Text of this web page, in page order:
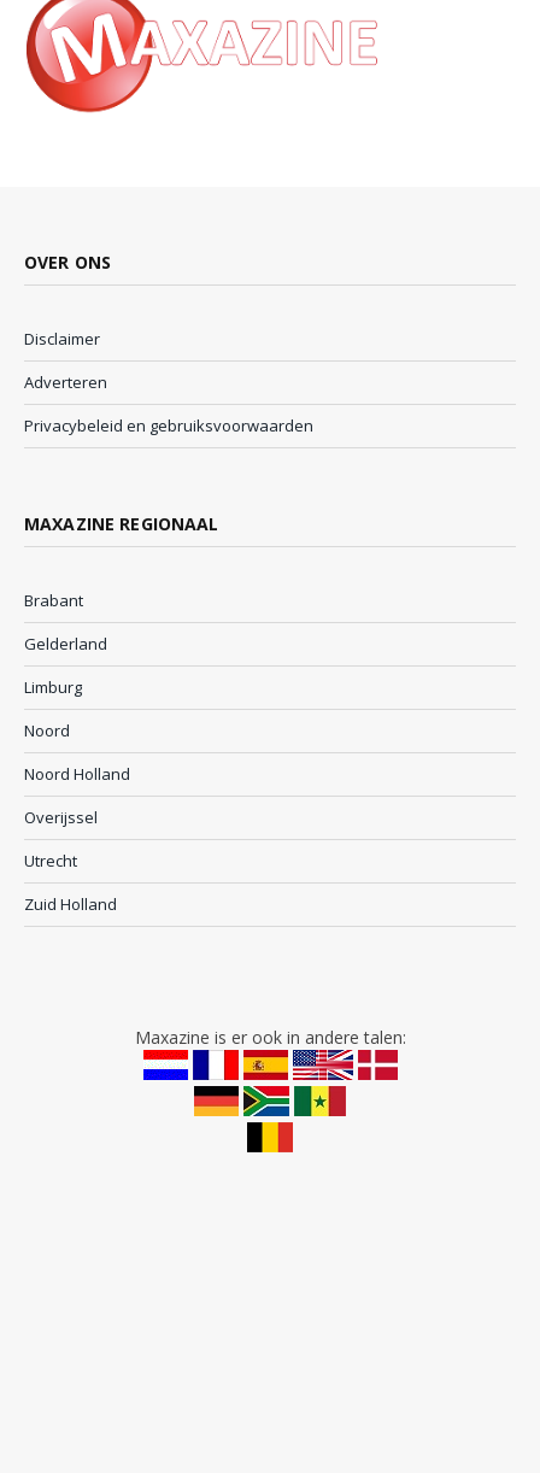
OVER ONS
Disclaimer
Adverteren
Privacybeleid en gebruiksvoorwaarden
MAXAZINE REGIONAAL
Brabant
Gelderland
Limburg
Noord
Noord Holland
Overijssel
Utrecht
Zuid Holland
Maxazine is er ook in andere talen: